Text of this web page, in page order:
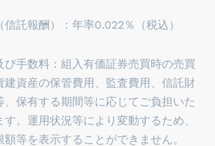
信託報酬）：年率0.022％（税込）
び手数料：組入有価証券売買時の売買
建資産の保管費用、監査費用、信託財
、保有する期間等に応じてご負担いた
。運用状況等により変動するため、
等を表示することができません。